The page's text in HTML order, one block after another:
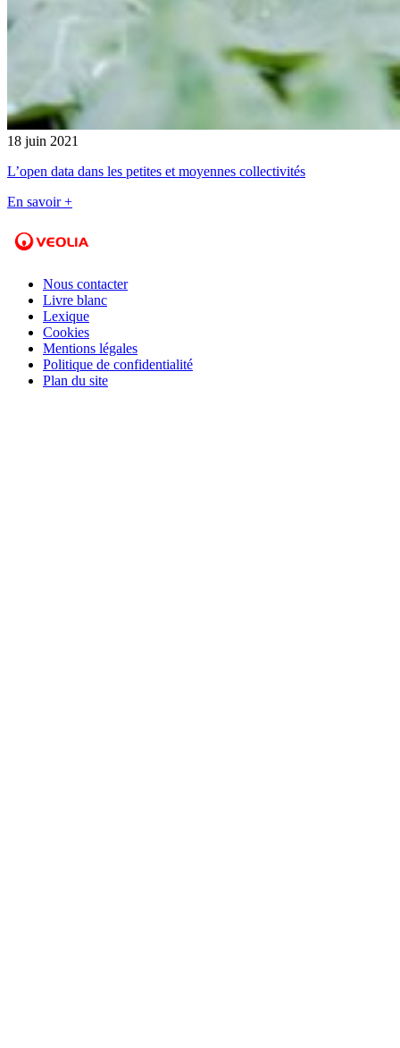
18 juin 2021
L’open data dans les petites et moyennes collectivités
En savoir +
Nous contacter
Livre blanc
Lexique
Cookies
Mentions légales
Politique de confidentialité
Plan du site